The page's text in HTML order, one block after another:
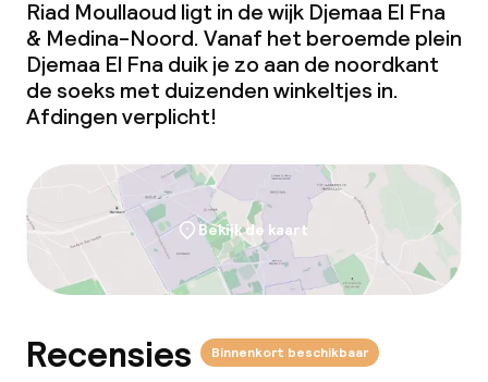
Riad Moullaoud ligt in de wijk Djemaa El Fna
& Medina-Noord. Vanaf het beroemde plein
Djemaa El Fna duik je zo aan de noordkant
de soeks met duizenden winkeltjes in.
Afdingen verplicht!
Bekijk de kaart
Recensies Binnenkort beschikbaar